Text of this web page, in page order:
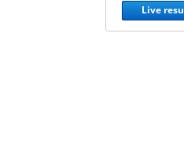
Live